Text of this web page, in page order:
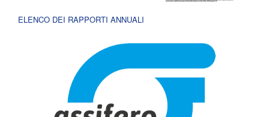
ELENCO DEI RAPPORTI ANNUALI